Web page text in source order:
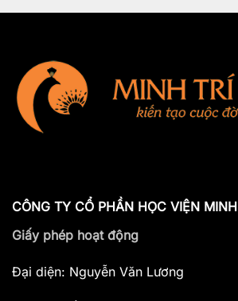
CÔNG TY CỔ PHẦN HỌC VIỆN
Giấy phép hoạt động
Đại diện: Nguyễn Văn Lương